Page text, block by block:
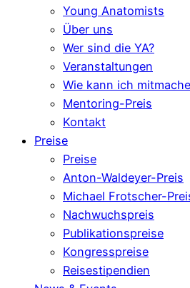
Young Anatomists
Über uns
Wer sind die YA?
Veranstaltungen
Wie kann ich
Mentoring-Preis
Kontakt
Preise
Preise
Anton-Waldeyer-Preis
Michael Frotscher-
Nachwuchspreis
Publikationspreise
Kongresspreise
Reisestipendien